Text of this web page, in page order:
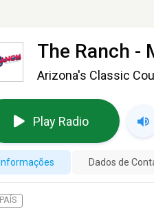
The Ranch -
Arizona's Classic
Play Radio
Informações Dados de
PAÍS